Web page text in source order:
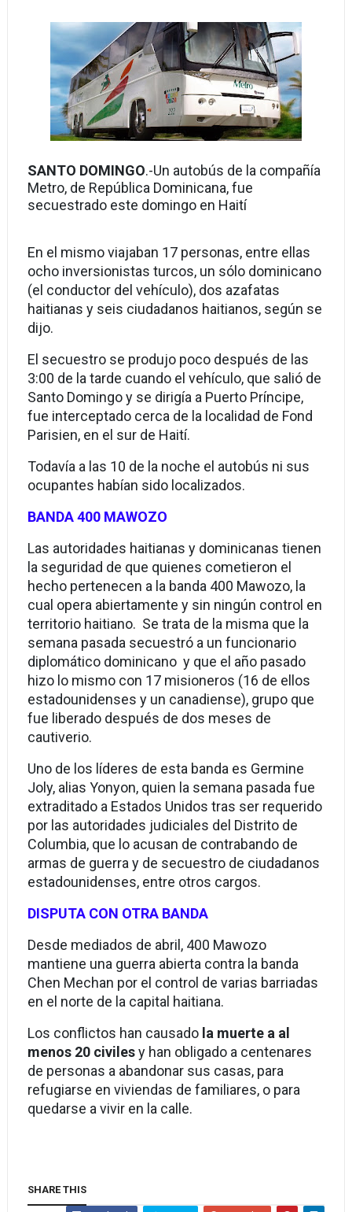
SANTO DOMINGO.-Un autobús de la compañía
Metro, de República Dominicana, fue
secuestrado este domingo en Haití
En el mismo viajaban 17 personas, entre ellas
ocho inversionistas turcos, un sólo dominicano
(el conductor del vehículo), dos azafatas
haitianas y seis ciudadanos haitianos, según se
dijo.
El secuestro se produjo poco después de las
3:00 de la tarde cuando el vehículo, que salió de
Santo Domingo y se dirigía a Puerto Príncipe,
fue interceptado cerca de la localidad de Fond
Parisien, en el sur de Haití.
Todavía a las 10 de la noche el autobús ni sus
ocupantes habían sido localizados.
BANDA 400 MAWOZO
Las autoridades haitianas y dominicanas tienen
la seguridad de que quienes cometieron el
hecho pertenecen a la banda 400 Mawozo, la
cual opera abiertamente y sin ningún control en
territorio haitiano. Se trata de la misma que la
semana pasada secuestró a un funcionario
diplomático dominicano y que el año pasado
hizo lo mismo con 17 misioneros (16 de ellos
estadounidenses y un canadiense), grupo que
fue liberado después de dos meses de
cautiverio.
Uno de los líderes de esta banda es Germine
Joly, alias Yonyon, quien la semana pasada fue
extraditado a Estados Unidos tras ser requerido
por las autoridades judiciales del Distrito de
Columbia, que lo acusan de contrabando de
armas de guerra y de secuestro de ciudadanos
estadounidenses, entre otros cargos.
DISPUTA CON OTRA BANDA
Desde mediados de abril, 400 Mawozo
mantiene una guerra abierta contra la banda
Chen Mechan por el control de varias barriadas
en el norte de la capital haitiana.
Los conflictos han causado la muerte a al
menos 20 civilesy han obligado a centenares
de personas a abandonar sus casas, para
refugiarse en viviendas de familiares, o para
quedarse a vivir en la calle.
SHARE THIS